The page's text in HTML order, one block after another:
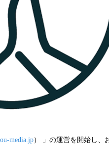
media.jp） 」の運営を開始し、